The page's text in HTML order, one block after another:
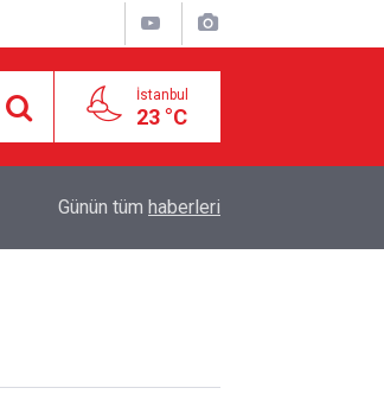
İstanbul
23 °C
HAMAS: İKİNCİ AŞAMA İÇİN RESMÎ YANIT
Günün tüm haberleri